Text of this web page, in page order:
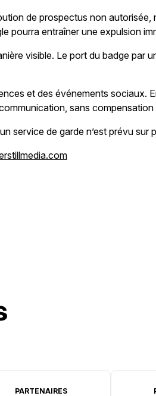
de prospectus non
pourra entraîner une expulsion
visible. Le port du badge par
et des événements sociaux.
sans
service de garde n’est prévu sur
PARTENAIRES